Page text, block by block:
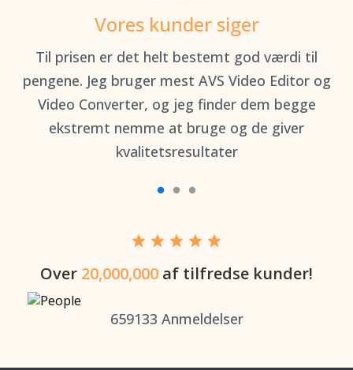
Vores kunder siger
Til prisen er det helt bestemt god værdi til
pengene. Jeg bruger mest AVS Video Editor og
Video Converter, og jeg finder dem begge
ekstremt nemme at bruge og de giver
kvalitetsresultater
Over 20,000,000 af tilfredse kunder!
659133 Anmeldelser